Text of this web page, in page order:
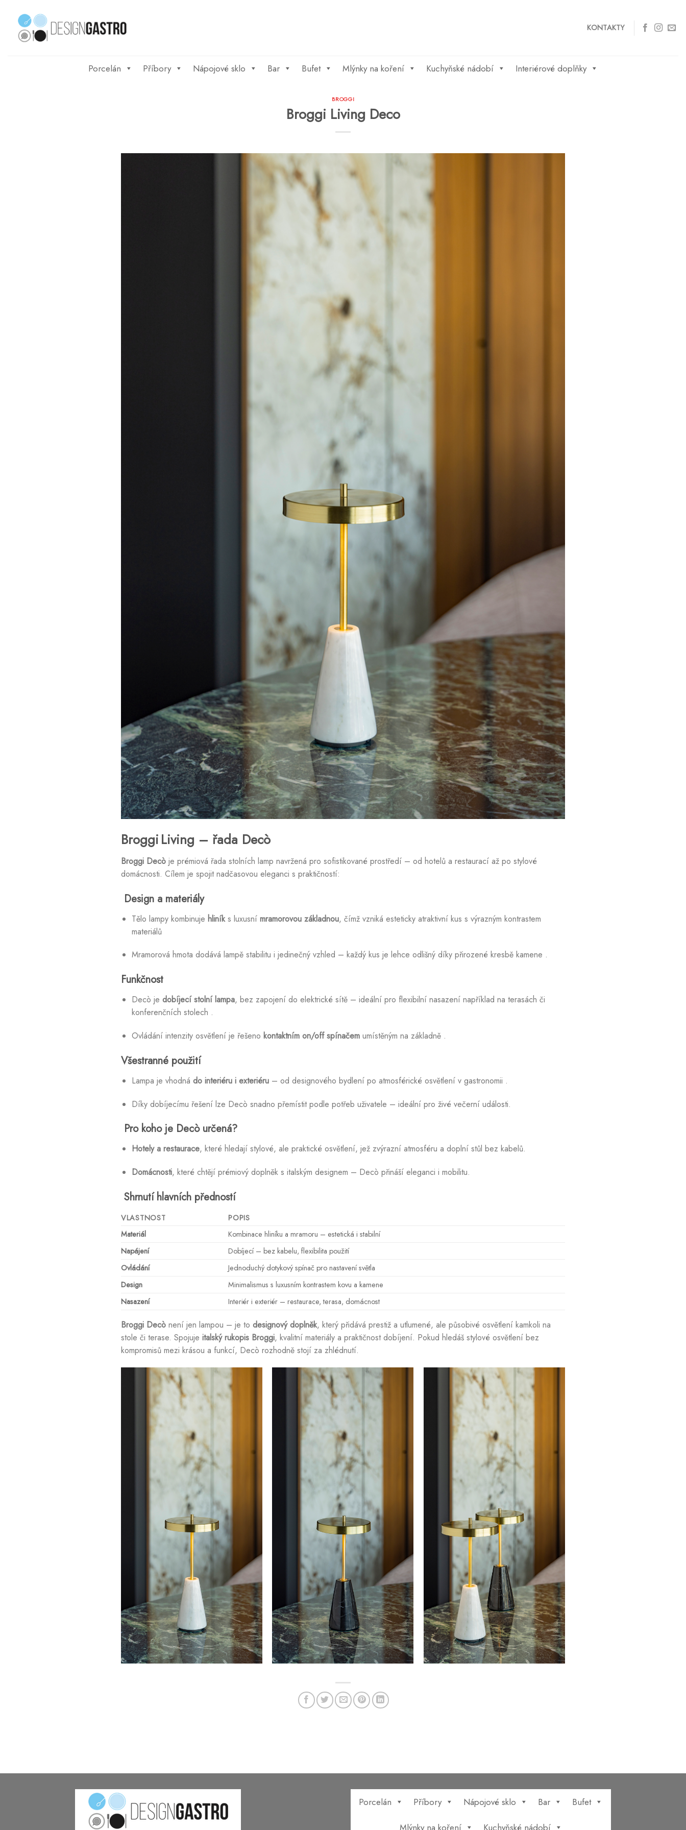
content
KONTAKTY
Porcelán Příbory Nápojové sklo Bar Bufet Mlýnky na koření Kuchyňské nádobí Interiérové doplňky
BROGGI
Broggi Living Deco
Broggi Living – řada Decò
Broggi Decò je prémiová řada stolních lamp navržená pro sofistikované prostředí – od hotelů a restaurací až po stylové
domácnosti. Cílem je spojit nadčasovou eleganci s praktičností:
Design a materiály
Tělo lampy kombinuje hliníks luxusní mramorovou základnou, čímž vzniká esteticky atraktivní kus s výrazným kontrastem
materiálů
Mramorová hmota dodává lampě stabilitu i jedinečný vzhled – každý kus je lehce odlišný díky přirozené kresbě kamene .
Funkčnost
Decò je dobíjecí stolní lampa, bez zapojení do elektrické sítě – ideální pro flexibilní nasazení například na terasách či
konferenčních stolech .
Ovládání intenzity osvětlení je řešeno kontaktním on/off spínačemumístěným na základně.
Všestranné použití
Lampa je vhodná do interiéru i exteriéru– od designového bydlení po atmosférické osvětlení v gastronomii .
Díky dobíjecímu řešení lze Decò snadno přemístit podle potřeb uživatele – ideální pro živé večerní události.
Pro koho je Decò určená?
Hotely a restaurace, které hledají stylové, ale praktické osvětlení, jež zvýrazní atmosféru a doplní stůl bez kabelů.
Domácnosti, které chtějí prémiový doplněk s italským designem – Decò přináší eleganci i mobilitu.
Shrnutí hlavních předností
VLASTNOST
POPIS
Materiál
Kombinace hliníku a mramoru – estetická i stabilní
Napájení
Dobíjecí – bez kabelu, flexibilita použití
Ovládání
Jednoduchý dotykový spínač pro nastavení světla
Design
Minimalismus s luxusním kontrastem kovu a kamene
Nasazení
Interiér i exteriér – restaurace, terasa, domácnost
Broggi Decò není jen lampou – je to designový doplněk, který přidává prestiž a utlumené, ale působivé osvětlení kamkoli na
stole či terase. Spojuje italský rukopis Broggi, kvalitní materiály a praktičnost dobíjení. Pokud hledáš stylové osvětlení bez
kompromisů mezi krásou a funkcí, Decò rozhodně stojí za zhlédnutí.
Porcelán Příbory Nápojové sklo Bar Bufet
Mlýnky na koření Kuchyňské nádobí